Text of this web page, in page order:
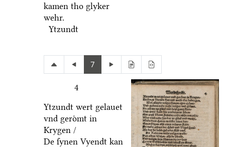
kamen tho glyker
wehr.
Ytzundt
7
4
Ytzundt wert gelauet
vnd geroͤmt in
Krygen /
De ſynen Vyendt kan